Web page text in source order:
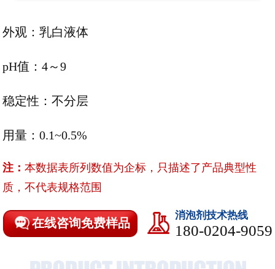
外观：乳白液体
pH值：4～9
稳定性：不分层
用量：0.1~0.5%
注：本数据表所列数值为企标，只描述了产品典型性
质，不代表规格范围
在线咨询免费样品
消泡剂技术热线
180-0204-9059